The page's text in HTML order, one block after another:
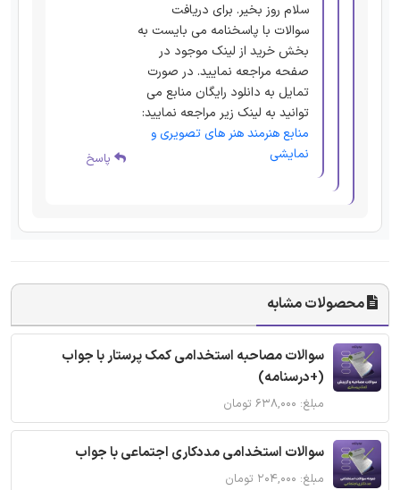
سلام روز بخیر. برای دریافت
سوالات با پاسخنامه می بایست به
بخش خرید از لینک موجود در
صفحه مراجعه نمایید. در صورت
تمایل به دانلود رایگان منابع می
توانید به لینک زیر مراجعه نمایید:
منابع هنرمند هنر های تصویری و
نمایشی
پاسخ
محصولات مشابه
سوالات مصاحبه استخدامی کمک پرستار با جواب
(+درسنامه)
مبلغ: ۶۳۸,۰۰۰ تومان
سوالات استخدامی مددکاری اجتماعی با جواب
مبلغ: ۲۰۴,۰۰۰ تومان